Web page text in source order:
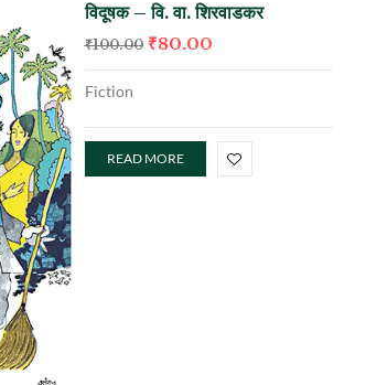
विदूषक – वि. वा. शिरवाडकर
₹100.00 ₹80.00
Fiction
READ MORE